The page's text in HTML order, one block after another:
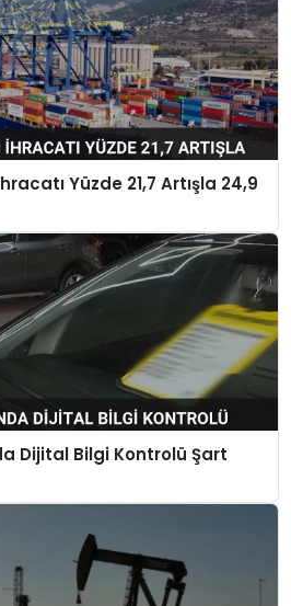
Yüzde 21,7 Artışla 24,9
Dijital Bilgi Kontrolü Şart